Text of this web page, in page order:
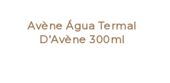
Avène Água Termal
D’Avène 300ml